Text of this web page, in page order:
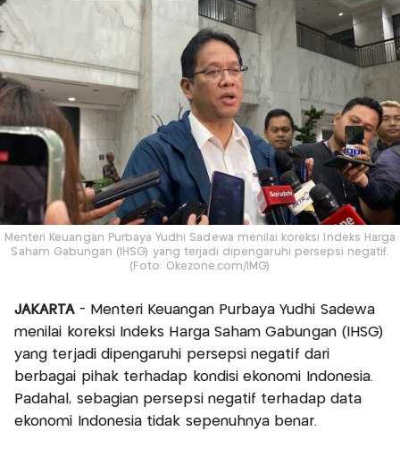
Menteri Keuangan Purbaya Yudhi Sadewa menilai koreksi Indeks Harga
Saham Gabungan (IHSG) yang terjadi dipengaruhi persepsi negatif.
(Foto: Okezone.com/IMG)
JAKARTA - Menteri Keuangan Purbaya Yudhi Sadewa
menilai koreksi Indeks Harga Saham Gabungan (IHSG)
yang terjadi dipengaruhi persepsi negatif dari
berbagai pihak terhadap kondisi ekonomi Indonesia.
Padahal, sebagian persepsi negatif terhadap data
ekonomi Indonesia tidak sepenuhnya benar.